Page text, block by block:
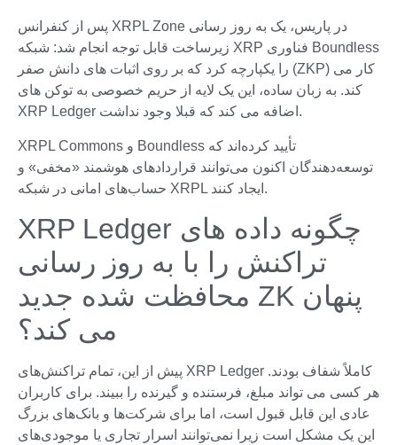
پس از کنفرانس XRPL Zone در پاریس، یک به روز رسانی
زیرساخت قابل توجه انجام شد: شبکه XRP فناوری Boundless
را یکپارچه کرد که بر روی اثبات های دانش صفر (ZKP) کار می
کند. به زبان ساده، این یک لایه از حریم خصوصی به توکن های
XRP Ledger اضافه می کند که قبلا وجود نداشت.
XRPL Commons و Boundless تأیید کرده‌اند که
توسعه‌دهندگان اکنون می‌توانند قراردادهای هوشمند «مخفی» و
حساب‌های امانی در شبکه XRPL ایجاد کنند.
XRP Ledger چگونه داده های
تراکنش را با به روز رسانی
محافظت شده جدید ZK پنهان
می کند؟
پیش از این، تمام تراکنش‌های XRP Ledger کاملاً شفاف بودند.
هر کسی می تواند مبلغ، فرستنده و گیرنده را ببیند. برای کاربران
عادی این قابل قبول است، اما برای شرکت‌ها و بانک‌های بزرگ
این یک مشکل است زیرا نمی‌توانند اسرار تجاری یا موجودی‌های